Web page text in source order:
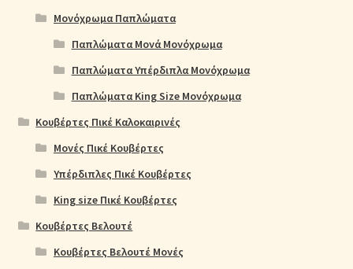
Μονόχρωμα Παπλώματα
Παπλώματα Μονά Μονόχρωμα
Παπλώματα Υπέρδιπλα Μονόχρωμα
Παπλώματα King Size Μονόχρωμα
Κουβέρτες Πικέ Καλοκαιρινές
Μονές Πικέ Κουβέρτες
Υπέρδιπλες Πικέ Κουβέρτες
King size Πικέ Κουβέρτες
Κουβέρτες Βελουτέ
Κουβέρτες Βελουτέ Μονές